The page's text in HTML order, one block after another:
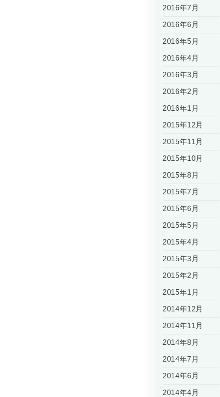
2016年7月
2016年6月
2016年5月
2016年4月
2016年3月
2016年2月
2016年1月
2015年12月
2015年11月
2015年10月
2015年8月
2015年7月
2015年6月
2015年5月
2015年4月
2015年3月
2015年2月
2015年1月
2014年12月
2014年11月
2014年8月
2014年7月
2014年6月
2014年4月